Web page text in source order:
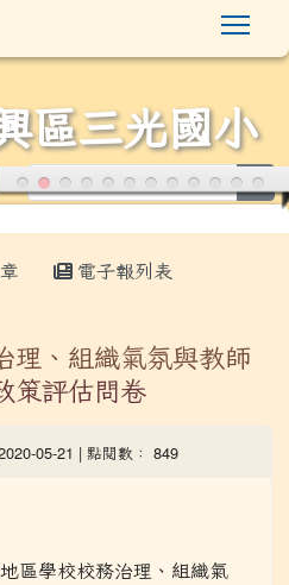
區三光國小
電子報列表
理、組織氣氛與教師
策評估問卷
05-21 | 點閱數： 849
區學校校務治理、組織氣